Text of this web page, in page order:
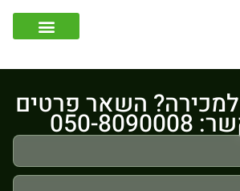
השאר פרטים